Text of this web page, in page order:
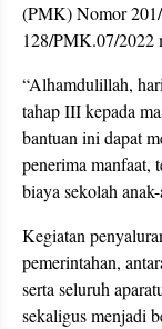
(PMK) Nomor
128/PMK.07/2022
“Alhamdulillah,
tahap III kepada
bantuan ini dapat
penerima manfaat,
biaya sekolah
Kegiatan
pemerintahan,
serta seluruh
sekaligus menjadi